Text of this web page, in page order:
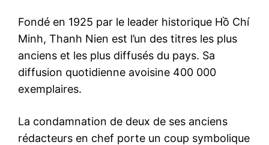
Fondé en 1925 par le leader historique Hồ Chí
Minh, Thanh Nien est l’un des titres les plus
anciens et les plus diffusés du pays. Sa
diffusion quotidienne avoisine 400 000
exemplaires.
La condamnation de deux de ses anciens
rédacteurs en chef porte un coup symbolique